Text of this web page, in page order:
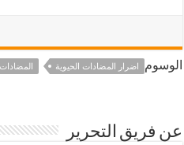
الوسوم اضرار المضادات الحيوية
عن فريق التحرير